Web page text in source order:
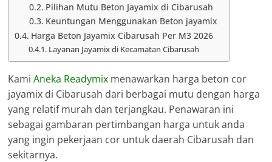
Pilihan Mutu Beton Jayamix di Cibarusah
Keuntungan Menggunakan Beton jayamix
Harga Beton Jayamix Cibarusah Per M3 2026
Layanan Jayamix di Kecamatan Cibarusah
KamiAneka Readymix menawarkan harga beton cor
jayamix di Cibarusah dari berbagai mutu dengan harga
yang relatif murah dan terjangkau. Penawaran ini
sebagai gambaran pertimbangan harga untuk anda
yang ingin pekerjaan cor untuk daerah Cibarusah dan
sekitarnya.